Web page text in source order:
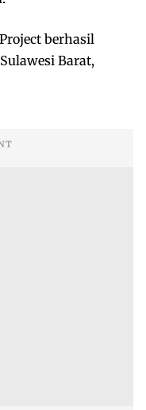
berhasil
Barat,